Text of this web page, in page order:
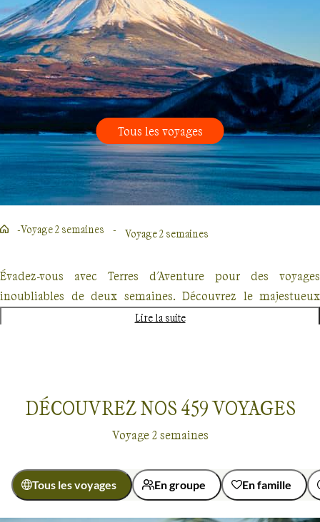
Voyage 2 semaines
Tous les voyages
Voyage 2 semaines Voyage 2 semaines
Évadez-vous avec Terres d'Aventure pour des voyages
inoubliables de deux semaines. Découvrez le majestueux
Kilimandjaro, explorez les forêts enneigées du Québec en
Nos voyages, conçus pour les passionnés de nature et
d'aventure offrent un dépaysement total mais également une
approche éco-responsable.
Lire la suite
DÉCOUVREZ NOS 459VOYAGES
Voyage 2 semaines
Tous les voyages En groupe En famille